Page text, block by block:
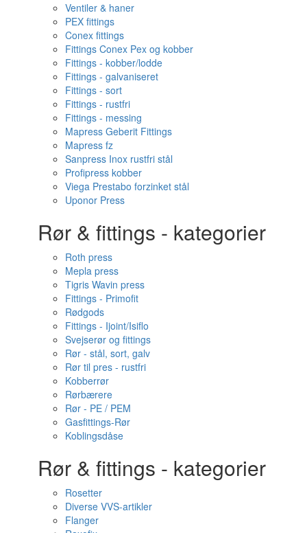
Ventiler & haner
PEX fittings
Conex fittings
Fittings Conex Pex og kobber
Fittings - kobber/lodde
Fittings - galvaniseret
Fittings - sort
Fittings - rustfri
Fittings - messing
Mapress Geberit Fittings
Mapress fz
Sanpress Inox rustfri stål
Profipress kobber
Viega Prestabo forzinket stål
Uponor Press
Rør & fittings - kategorier
Roth press
Mepla press
Tigris Wavin press
Fittings - Primofit
Rødgods
Fittings - Ijoint/Isiflo
Svejserør og fittings
Rør - stål, sort, galv
Rør til pres - rustfri
Kobberrør
Rørbærere
Rør - PE / PEM
Gasfittings-Rør
Koblingsdåse
Rør & fittings - kategorier
Rosetter
Diverse VVS-artikler
Flanger